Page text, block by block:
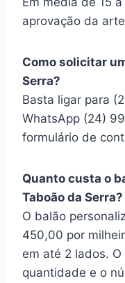
aprovação da
Como solicitar
Serra?
Basta ligar para
WhatsApp (24)
formulário de
Quanto custa o
Taboão da Serra?
O balão
450,00 por
em até 2 lados.
quantidade e o